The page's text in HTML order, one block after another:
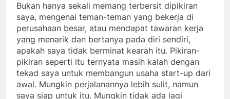
Bukan hanya sekali memang terbersit dipikiran
saya, mengenai teman-teman yang bekerja di
perusahaan besar, atau mendapat tawaran kerja
yang menarik dan bertanya pada diri sendiri,
apakah saya tidak berminat kearah itu. Pikiran-
pikiran seperti itu ternyata masih kalah dengan
tekad saya untuk membangun usaha start-up dari
awal. Mungkin perjalanannya lebih sulit, namun
saya siap untuk itu. Mungkin tidak ada lagi